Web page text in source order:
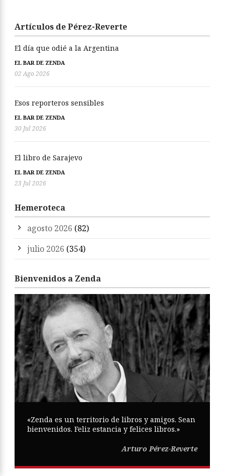
Artículos de Pérez-Reverte
El día que odié a la Argentina
EL BAR DE ZENDA
02 Ago 2026
Esos reporteros sensibles
EL BAR DE ZENDA
30 Jul 2026
El libro de Sarajevo
EL BAR DE ZENDA
23 Jul 2026
Hemeroteca
agosto 2026 (82)
julio 2026 (354)
Bienvenidos a Zenda
«Zenda es un territorio de libros y amigos. Sean
bienvenidos. Feliz estancia y felices libros.»
Arturo Pérez-Reverte